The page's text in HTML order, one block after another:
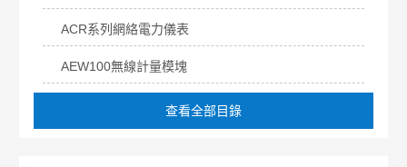
ACR系列網絡電力儀表
AEW100無線計量模塊
查看全部目錄